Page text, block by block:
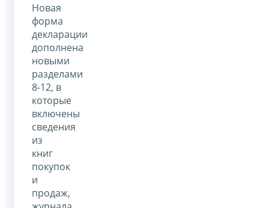
Новая
форма
декларации
дополнена
новыми
разделами
8-12, в
которые
включены
сведения
из
книг
покупок
и
продаж,